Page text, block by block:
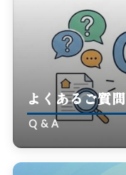
よくあるご質問
Q & A